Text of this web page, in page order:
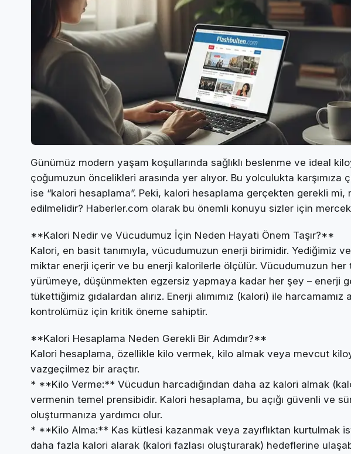
Günümüz modern yaşam koşullarında sağlıklı beslenme ve ideal
çoğumuzun öncelikleri arasında yer alıyor. Bu yolculukta karşımıza
ise “kalori hesaplama”. Peki, kalori hesaplama gerçekten gerekli mi,
edilmelidir? Haberler.com olarak bu önemli konuyu sizler için mercek
**Kalori Nedir ve Vücudumuz İçin Neden Hayati Önem Taşır?**
Kalori, en basit tanımıyla, vücudumuzun enerji birimidir. Yediğimiz
miktar enerji içerir ve bu enerji kalorilerle ölçülür. Vücudumuzun
yürümeye, düşünmekten egzersiz yapmaya kadar her şey – enerji
tükettiğimiz gıdalardan alırız. Enerji alımımız (kalori) ile harcamamız
kontrolümüz için kritik öneme sahiptir.
**Kalori Hesaplama Neden Gerekli Bir Adımdır?**
Kalori hesaplama, özellikle kilo vermek, kilo almak veya mevcut
vazgeçilmez bir araçtır.
* **Kilo Verme:** Vücudun harcadığından daha az kalori almak
vermenin temel prensibidir. Kalori hesaplama, bu açığı güvenli ve
oluşturmanıza yardımcı olur.
* **Kilo Alma:** Kas kütlesi kazanmak veya zayıflıktan kurtulmak
daha fazla kalori alarak (kalori fazlası oluşturarak) hedeflerine